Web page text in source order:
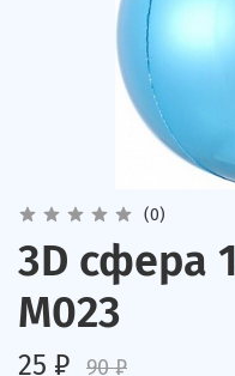
(0)
3D сфера
М023
25 ₽ 90 ₽